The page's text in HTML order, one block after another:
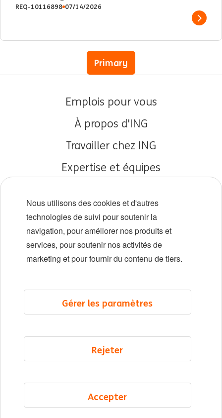
REQ-10116898 07/14/2026
Show
Primary
Emplois pour vous
À propos d'ING
Travailler chez ING
Expertise et équipes
Diversité et inclusion
Localisations
Événements
LinkedIn
Plan du site
Déclaration sur les cookies
Cookie management
Nous utilisons des cookies et d'autres
technologies de suivi pour soutenir la
navigation, pour améliorer nos produits et
services, pour soutenir nos activités de
marketing et pour fournir du contenu de tiers.
Accepter
Rejeter
Gérer les paramètres